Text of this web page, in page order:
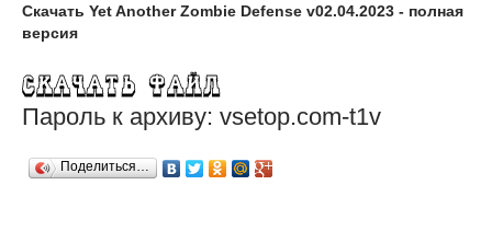
Скачать Yet Another Zombie Defense v02.04.2023 - полная
версия
Пароль к архиву: vsetop.com-t1v
Поделиться…